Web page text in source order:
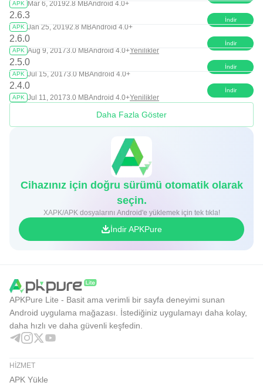
APK Mar 6, 20192.8 MBAndroid 4.0+
2.6.3
APK Jan 25, 20192.8 MBAndroid 4.0+
İndir
2.6.0
APK Aug 9, 20173.0 MBAndroid 4.0+Yenilikler
İndir
2.5.0
APK Jul 15, 20173.0 MBAndroid 4.0+
İndir
2.4.0
APK Jul 11, 20173.0 MBAndroid 4.0+Yenilikler
İndir
Daha Fazla Göster
Cihazınız için doğru sürümü otomatik olarak
seçin.
XAPK/APK dosyalarını Android'e yüklemek için tek tıkla!
İndir APKPure
APKPure Lite - Basit ama verimli bir sayfa deneyimi sunan
Android uygulama mağazası. İstediğiniz uygulamayı daha kolay,
daha hızlı ve daha güvenli keşfedin.
HIZMET
APK Yükle